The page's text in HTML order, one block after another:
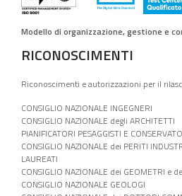
Modello di organizzazione, gestione e
RICONOSCIMENTI
Riconoscimenti e autorizzazioni per il
CONSIGLIO NAZIONALE INGEGNERI
CONSIGLIO NAZIONALE degli ARCHITETTI
PIANIFICATORI PESAGGISTI E
CONSIGLIO NAZIONALE dei PERITI
LAUREATI
CONSIGLIO NAZIONALE dei GEOMETRI e
CONSIGLIO NAZIONALE GEOLOGI